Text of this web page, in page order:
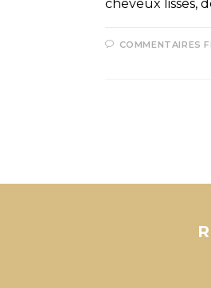
cheveux lisses,
COMMENTAIRES